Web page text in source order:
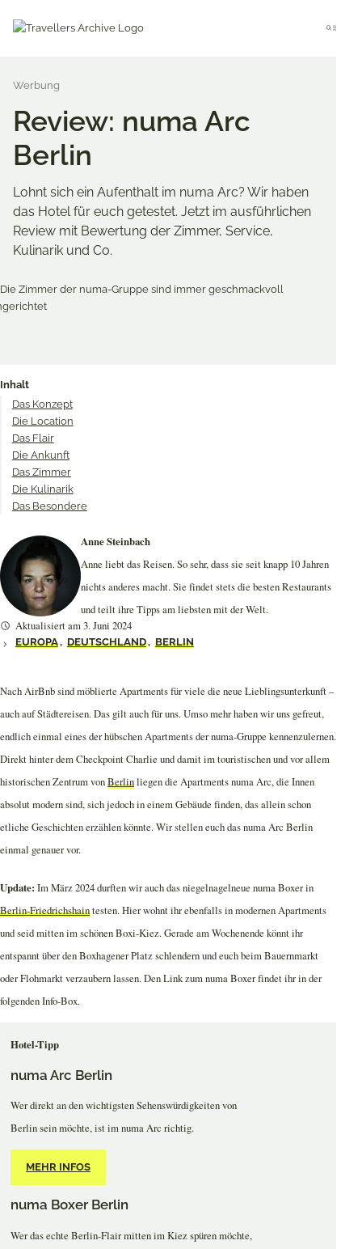
Menu
Review: numa Arc
Berlin
Lohnt sich ein Aufenthalt im numa Arc? Wir haben
das Hotel für euch getestet. Jetzt im ausführlichen
Review mit Bewertung der Zimmer, Service,
Kulinarik und Co.
Twitter
Inhalt
Das Konzept
Die Location
Das Flair
Die Ankunft
Das Zimmer
Die Kulinarik
Das Besondere
Anne Steinbach
Anne liebt das Reisen. So sehr, dass sie seit knapp 10 Jahren
nichts anderes macht. Sie findet stets die besten Restaurants
und teilt ihre Tipps am liebsten mit der Welt.
Aktualisiert am 3. Juni 2024
EUROPA, DEUTSCHLAND, BERLIN
Nach AirBnb sind möblierte Apartments für viele die neue Lieblingsunterkunft –
auch auf Städtereisen. Das gilt auch für uns. Umso mehr haben wir uns gefreut,
endlich einmal eines der hübschen Apartments der numa-Gruppe kennenzulernen.
Direkt hinter dem Checkpoint Charlie und damit im touristischen und vor allem
historischen Zentrum vonBerlinliegen die Apartments numa Arc, die Innen
absolut modern sind, sich jedoch in einem Gebäude finden, das allein schon
etliche Geschichten erzählen könnte. Wir stellen euch das numa Arc Berlin
einmal genauer vor.
Update: Im März 2024 durften wir auch das niegelnagelneue numa Boxer in
Berlin-Friedrichshaintesten. Hier wohnt ihr ebenfalls in modernen Apartments
und seid mitten im schönen Boxi-Kiez. Gerade am Wochenende könnt ihr
entspannt über den Boxhagener Platz schlendern und euch beim Bauernmarkt
oder Flohmarkt verzaubern lassen. Den Link zum numa Boxer findet ihr in der
folgenden Info-Box.
Hotel-Tipp
numa Arc Berlin
Wer direkt an den wichtigsten Sehenswürdigkeiten von
Berlin sein möchte, ist im numa Arc richtig.
MEHR INFOS
numa Boxer Berlin
Wer das echte Berlin-Flair mitten im Kiez spüren möchte,